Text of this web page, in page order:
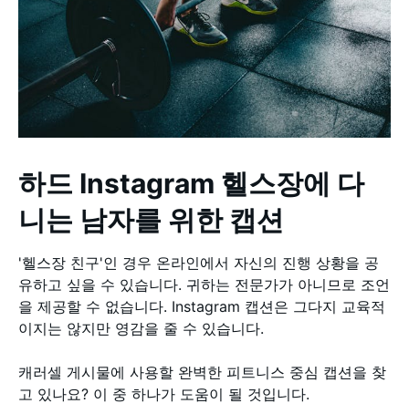
하드 Instagram 헬스장에 다
니는 남자를 위한 캡션
'헬스장 친구'인 경우 온라인에서 자신의 진행 상황을 공
유하고 싶을 수 있습니다. 귀하는 전문가가 아니므로 조언
을 제공할 수 없습니다. Instagram 캡션은 그다지 교육적
이지는 않지만 영감을 줄 수 있습니다.
캐러셀 게시물에 사용할 완벽한 피트니스 중심 캡션을 찾
고 있나요? 이 중 하나가 도움이 될 것입니다.